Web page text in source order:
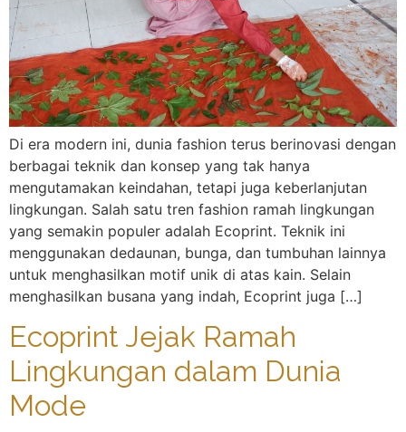
Di era modern ini, dunia fashion terus berinovasi dengan
berbagai teknik dan konsep yang tak hanya
mengutamakan keindahan, tetapi juga keberlanjutan
lingkungan. Salah satu tren fashion ramah lingkungan
yang semakin populer adalah Ecoprint. Teknik ini
menggunakan dedaunan, bunga, dan tumbuhan lainnya
untuk menghasilkan motif unik di atas kain. Selain
menghasilkan busana yang indah, Ecoprint juga […]
Ecoprint Jejak Ramah
Lingkungan dalam Dunia
Mode